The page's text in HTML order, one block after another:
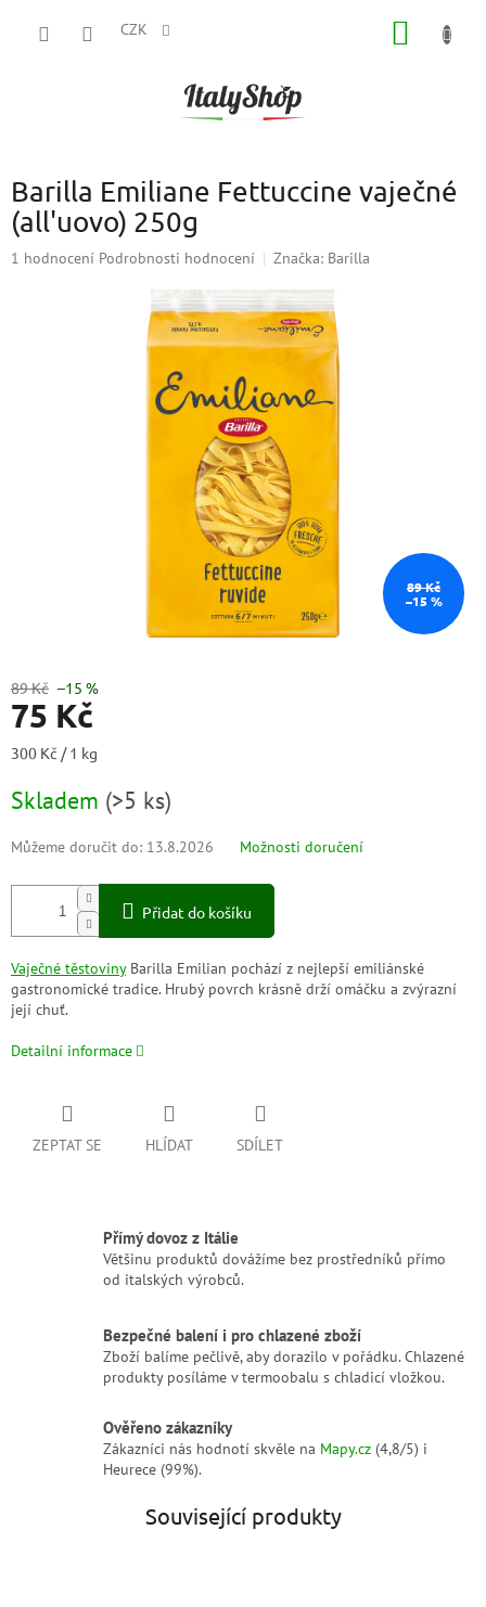
CZK
Barilla Emiliane Fettuccine vaječné
(all'uovo) 250g
Průměrné
1 hodnocení Podrobnosti hodnocení Značka: Barilla
89 Kč
–15 %
89 Kč –15 %
75 Kč
Měrná
300 Kč / 1 kg
Skladem (>5 ks)
Můžeme doručit do: 13.8.2026 Možnosti doručení
Přidat do košíku
Vaječné těstovinyBarilla Emilian pochází z nejlepší emiliánské
gastronomické tradice. Hrubý povrch krásně drží omáčku a zvýrazní
její chuť.
Detailní informace
ZEPTAT SE HLÍDAT SDÍLET
Přímý dovoz z Itálie
Většinu produktů dovážíme bez prostředníků přímo
od italských výrobců.
Bezpečné balení i pro chlazené zboží
Zboží balíme pečlivě, aby dorazilo v pořádku. Chlazené
produkty posíláme v termoobalu s chladicí vložkou.
Ověřeno zákazníky
Zákazníci nás hodnotí skvěle na Mapy.cz (4,8/5) i
Heurece (99%).
Související produkty